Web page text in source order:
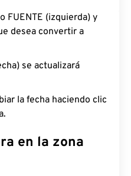
FUENTE (izquierda) y
desea convertir a
se actualizará
la fecha haciendo clic
en la zona